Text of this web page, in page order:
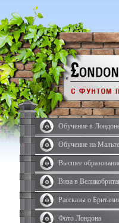
Обучение в
Обучение на Мальте
Высшее
Виза в
Рассказы о
Фото Лондона